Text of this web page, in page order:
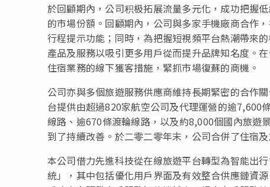
於回顧期內，公司积极拓展流量多元化，成功把握
的市場份額。回顧期內，公司與多家手機廠商合作
行程提示功能；同時，為把握短視頻平台熱潮帶來
產品及服務以吸引更多用戶從而提升品牌知名度。
住宿業務的線下獲客措施，緊抓市場復蘇的商機。
公司亦與多個旅遊服務供應商維持長期緊密的合作
台提供由超過820家航空公司及代理運營的逾7,600
線路、逾670條渡輪線路，以及約8,000個國內旅遊
到了持續改善。於二零二零年末，公司合併了住宿
本公司借力先進科技從在線旅遊平台轉型為智能出
統」，其中包括優化用戶界面及有效整合供應鏈資